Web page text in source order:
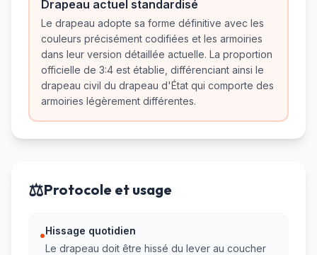
Drapeau actuel standardisé
Le drapeau adopte sa forme définitive avec les
couleurs précisément codifiées et les armoiries
dans leur version détaillée actuelle. La proportion
officielle de 3:4 est établie, différenciant ainsi le
drapeau civil du drapeau d'État qui comporte des
armoiries légèrement différentes.
⚖️Protocole et usage
•Hissage quotidien
Le drapeau doit être hissé du lever au coucher